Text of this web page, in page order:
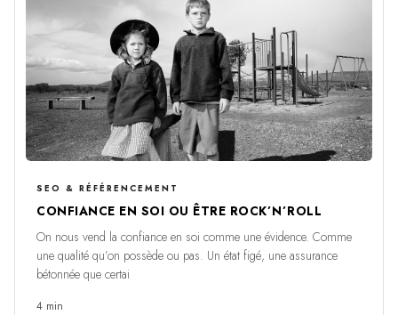
SEO & RÉFÉRENCEMENT
CONFIANCE EN SOI OU ÊTRE ROCK’N’ROLL
On nous vend la confiance en soi comme une évidence. Comme
une qualité qu’on possède ou pas. Un état figé, une assurance
bétonnée que certai
4 min